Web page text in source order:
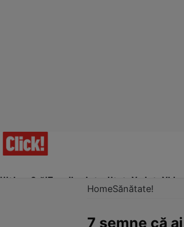
Ultima Oră!Trending Actualitate Vedete Video
HomeSănătate!
7 semne că